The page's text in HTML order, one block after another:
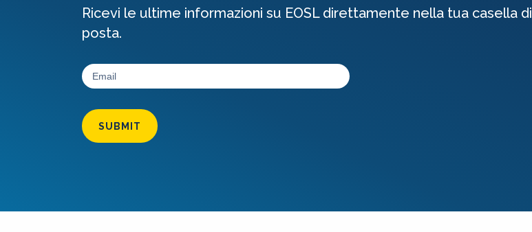
Ricevi le ultime informazioni su EOSL direttamente nella tua casella di
posta.
SUBMIT